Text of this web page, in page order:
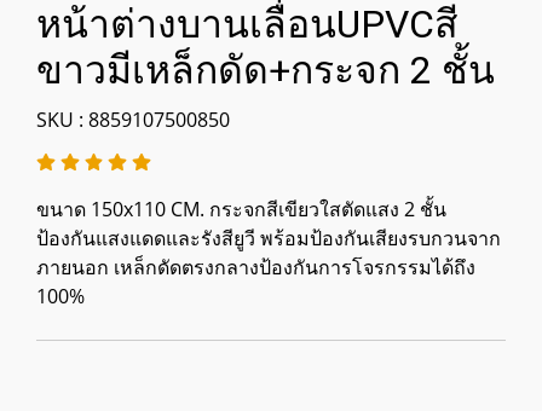
หน้าต่างบานเลื่อนUPVCสี
ขาวมีเหล็กดัด+กระจก 2 ชั้น
SKU : 8859107500850
ขนาด 150x110 CM. กระจกสีเขียวใสตัดแสง 2 ชั้น
ป้องกันแสงแดดและรังสียูวี พร้อมป้องกันเสียงรบกวนจาก
ภายนอก เหล็กดัดตรงกลางป้องกันการโจรกรรมได้ถึง
100%